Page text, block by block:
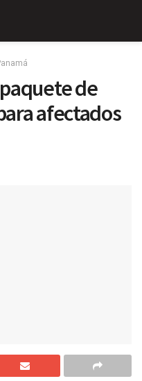
de
afectados